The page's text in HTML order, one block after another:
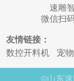
速雕
微信扫
友情链接：
数控开料机
宠
©山东